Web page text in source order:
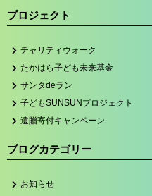
プロジェクト
チャリティウォーク
たかはら子ども未来基金
サンタdeラン
子どもSUNSUNプロジェクト
遺贈寄付キャンペーン
ブログカテゴリー
お知らせ